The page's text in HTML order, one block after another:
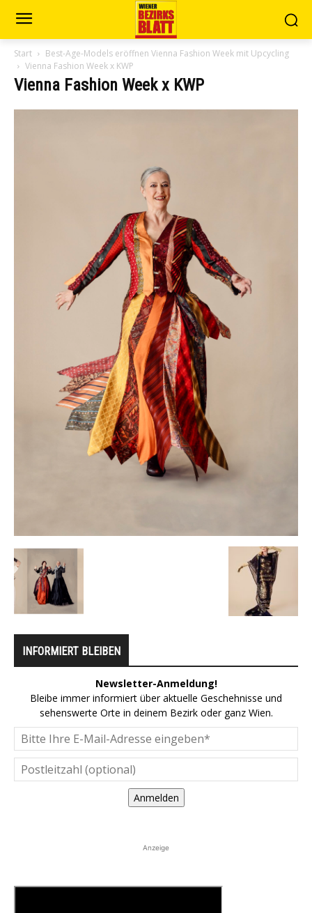
Start
Best-Age-Models eröffnen Vienna Fashion Week mit Upcycling
Vienna Fashion Week x KWP
Vienna Fashion Week x KWP
INFORMIERT BLEIBEN
Newsletter-Anmeldung!
Bleibe immer informiert über aktuelle Geschehnisse und
sehenswerte Orte in deinem Bezirk oder ganz Wien.
Anmelden
Anzeige